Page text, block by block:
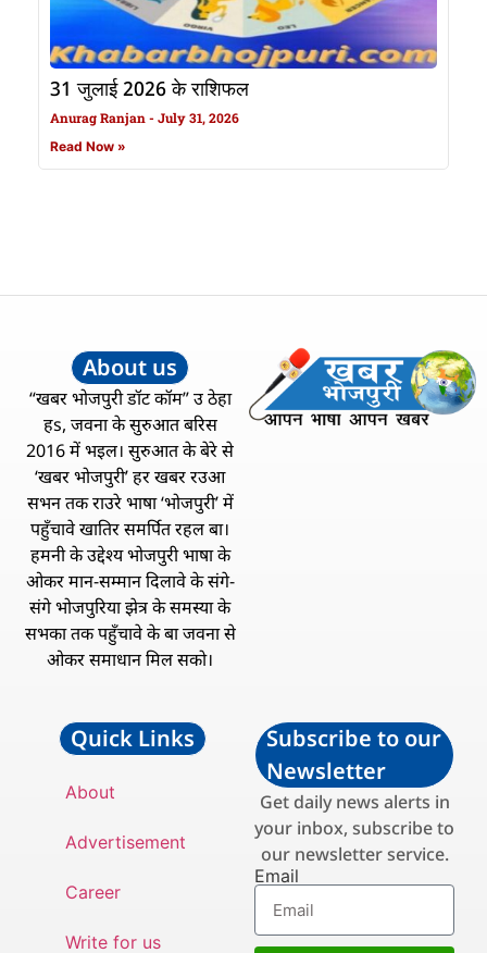
31 जुलाई 2026 के राशिफल
Anurag Ranjan July 31, 2026
Read Now »
About us
“खबर भोजपुरी डॉट कॉम” उ ठेहा
हs, जवना के सुरुआत बरिस
2016 में भइल। सुरुआत के बेरे से
‘खबर भोजपुरी’ हर खबर रउआ
सभन तक राउरे भाषा ‘भोजपुरी’ में
पहुँचावे खातिर समर्पित रहल बा।
हमनी के उद्देश्य भोजपुरी भाषा के
ओकर मान-सम्मान दिलावे के संगे-
संगे भोजपुरिया झेत्र के समस्या के
सभका तक पहुँचावे के बा जवना से
ओकर समाधान मिल सको।
Quick Links
About
Advertisement
Career
Write for us
Subscribe to our
Newsletter
Get daily news alerts in
your inbox, subscribe to
our newsletter service.
Email